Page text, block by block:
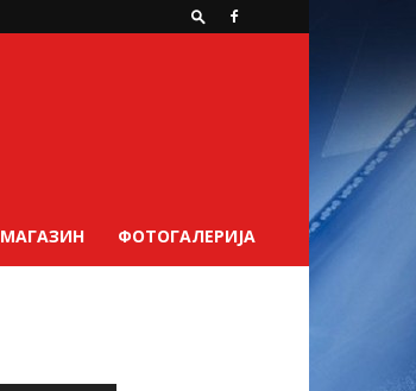
МАГАЗИН ФОТОГАЛЕРИЈА